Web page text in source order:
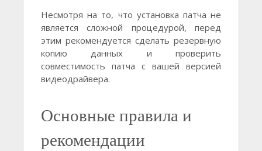
Несмотря на то, что установка патча не
является сложной процедурой, перед
этим рекомендуется сделать резервную
копию данных и проверить
совместимость патча с вашей версией
видеодрайвера.
Основные правила и
рекомендации